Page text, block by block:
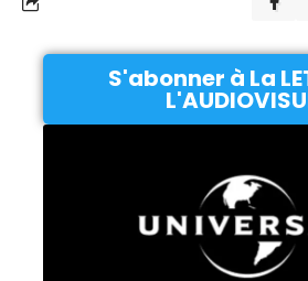
S'abonner à La